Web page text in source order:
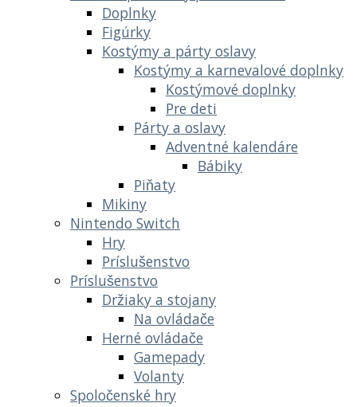
Doplnky
Figúrky
Kostýmy a párty oslavy
Kostýmy a karnevalové doplnky
Kostýmové doplnky
Pre deti
Párty a oslavy
Adventné kalendáre
Bábiky
Piňaty
Mikiny
Nintendo Switch
Hry
Príslušenstvo
Príslušenstvo
Držiaky a stojany
Na ovládače
Herné ovládače
Gamepady
Volanty
Spoločenské hry